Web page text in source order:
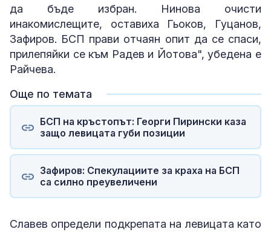
да бъде избран. Нинова очисти
инакомислещите, оставиха Гьоков, Гуцанов,
Зафиров. БСП прави отчаян опит да се спаси,
прилепяйки се към Радев и Йотова", убедена е
Райчева.
Още по темата
БСП на кръстопът: Георги Пирински каза
защо левицата губи позиции
Зафиров: Спекулациите за краха на БСП
са силно преувеличени
Славев определи подкрепата на левицата като